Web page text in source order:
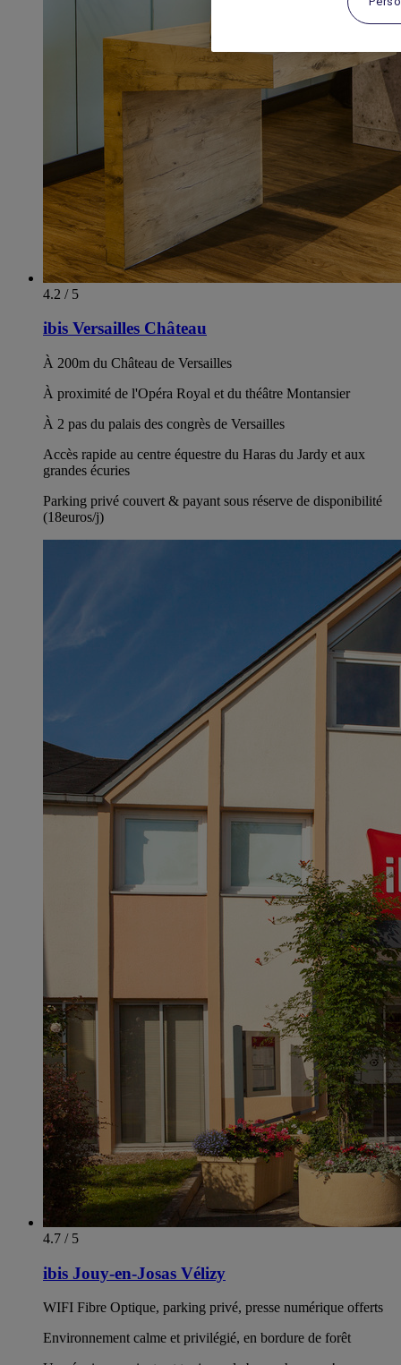
4.2 / 5
ibis Versailles Château
À 200m du Château de Versailles
À proximité de l'Opéra Royal et du théâtre Montansier
À 2 pas du palais des congrès de Versailles
Accès rapide au centre équestre du Haras du Jardy et aux
grandes écuries
Parking privé couvert & payant sous réserve de disponibilité
(18euros/j)
4.7 / 5
ibis Jouy-en-Josas Vélizy
WIFI Fibre Optique, parking privé, presse numérique offerts
Environnement calme et privilégié, en bordure de forêt